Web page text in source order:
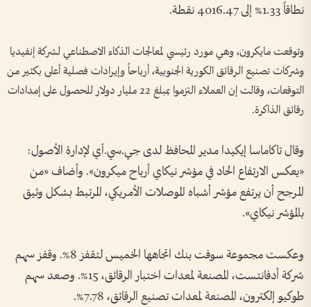
نطاقاً 1.33% إلى 4016.47 نقطة.
وتوقعت مايكرون، وهي مورد رئيسي لمعالجات ‌الذكاء الاصطناعي لشركة إنفيديا
وشركات تصنيع الرقائق الكورية الجنوبية، أرباحاً وإيرادات فصلية أعلى بكثير من
التوقعات، وقالت إن ‌العملاء التزموا بمبلغ 22 مليار دولار للحصول على إمدادات
رقائق الذاكرة.
وقال تاكاماسا إيكيدا مدير المحافظ ‌لدى جي.سي.آي لإدارة الأصول:
«يعكس الارتفاع الحاد في مؤشر نيكاي أرباح ميكرون». وأضاف «من
المرجح أن يرتفع ​مؤشر أشباه الموصلات الأمريكي، المرتبط بشكل ​وثيق
بالمؤشر نيكاي».
وعكست مجموعة سوفت بنك اتجاهها الخميس لتقفز 8%. وقفز سهم
شركة أدفانتست، المصنعة ​لمعدات اختبار ⁠الرقائق، 15%. ⁠وصعد سهم
طوكيو إلكترون، المصنعة لمعدات تصنيع الرقائق، 7.78%.